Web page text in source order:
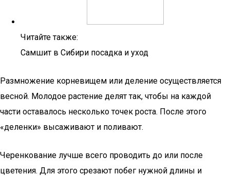
Читайте также:
Самшит в Сибири посадка и уход
Размножение корневищем или деление осуществляется
весной. Молодое растение делят так, чтобы на каждой
части оставалось несколько точек роста. После этого
«деленки» высаживают и поливают.
Черенкование лучше всего проводить до или после
цветения. Для этого срезают побег нужной длины и